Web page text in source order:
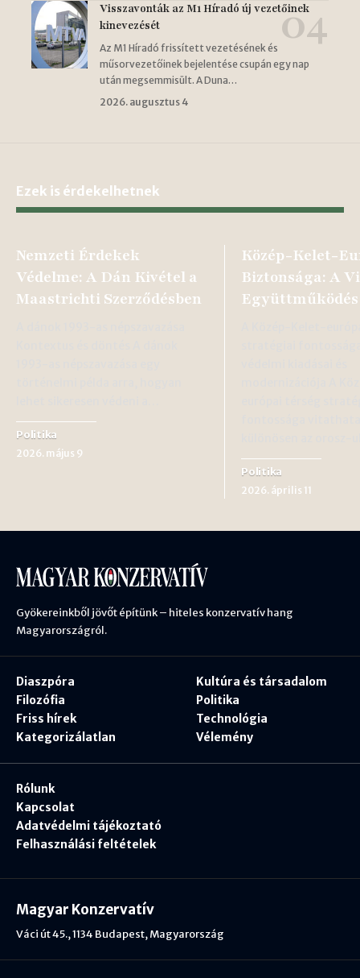
Visszavonták az M1 Híradó új vezetőinek
kinevezését
Az M1 Híradó frissített vezetésének és
műsorvezetőinek bejelentése csupán egy nap
után megsemmisült. A Duna…
2026. augusztus 4
Ezek is érdekelhetnek
Nemzeti Érdekek
Védelme: A Dán Kivétel a
Maastrichti Szerződésben
Politika
2026. május 9
Közép-Kelet-
Biztonsága: A
Együttműködés
Politika
2026. április 11
Gyökereinkből jövőt építünk – hiteles konzervatív hang
Magyarországról.
Diaszpóra
Filozófia
Friss hírek
Kategorizálatlan
Kultúra és társadalom
Politika
Technológia
Vélemény
Rólunk
Kapcsolat
Adatvédelmi tájékoztató
Felhasználási feltételek
Magyar Konzervatív
Váci út 45., 1134 Budapest, Magyarország